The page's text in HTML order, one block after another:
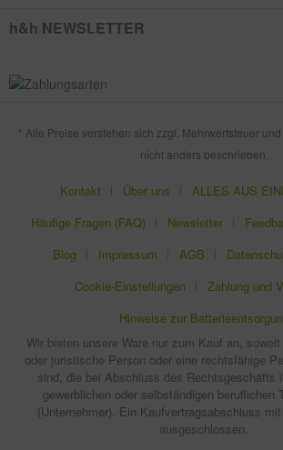
h&h NEWSLETTER
* Alle Preise verstehen sich zzgl. Mehrwertsteuer und
nicht anders beschrieben.
Kontakt Über uns
ALLES AUS
Häufige Fragen (FAQ)
Newsletter
Blog
Impressum AGB
Cookie-Einstellungen
Zahlung und
Hinweise zur
Wir bieten unsere Ware nur zum Kauf an,
oder juristische Person oder eine rechtsfähige
sind, die bei Abschluss des Rechtsgeschäfts
gewerblichen oder selbständigen beruflichen
(Unternehmer). Ein Kaufvertragsabschluss
ausgeschlossen.